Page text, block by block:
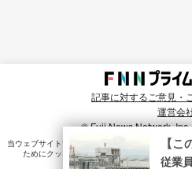
記事に対するご意見・
運営会
© Fuji News Network,
当ウェブサイトでは、ユーザのニーズ・興味・関⼼
ためにクッキーを使⽤しています。詳細は、
【こ
従業